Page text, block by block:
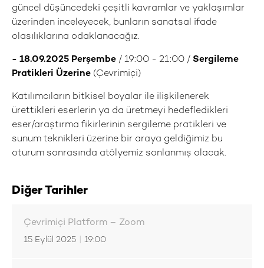
güncel düşüncedeki çeşitli kavramlar ve yaklaşımlar
üzerinden inceleyecek, bunların sanatsal ifade
olasılıklarına odaklanacağız.
- 18.09.2025 Perşembe / 19:00 - 21:00 / Sergileme
Pratikleri Üzerine (Çevrimiçi)
Katılımcıların bitkisel boyalar ile ilişkilenerek
ürettikleri eserlerin ya da üretmeyi hedefledikleri
eser/araştırma fikirlerinin sergileme pratikleri ve
sunum teknikleri üzerine bir araya geldiğimiz bu
oturum sonrasında atölyemiz sonlanmış olacak.
Diğer Tarihler
Çevrimiçi Platform – Zoom
15 Eylül 2025 19:00